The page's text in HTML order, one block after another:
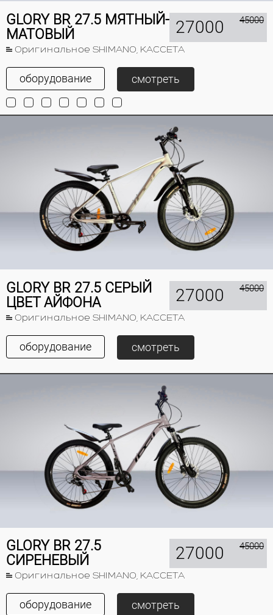
GLORY BR 27.5 МЯТНЫЙ-
МАТОВЫЙ
Оригинальное SHIMANO, КАССЕТА
27000 45000
оборудование смотреть
GLORY BR 27.5 СЕРЫЙ
ЦВЕТ АЙФОНА
Оригинальное SHIMANO, КАССЕТА
27000 45000
оборудование смотреть
GLORY BR 27.5
СИРЕНЕВЫЙ
Оригинальное SHIMANO, КАССЕТА
27000 45000
оборудование смотреть